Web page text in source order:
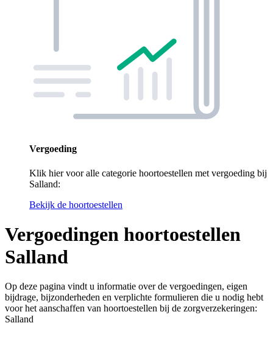
Vergoeding
Klik hier voor alle categorie hoortoestellen met vergoeding bij
Salland:
Bekijk de hoortoestellen
Vergoedingen hoortoestellen
Salland
Op deze pagina vindt u informatie over de vergoedingen, eigen
bijdrage, bijzonderheden en verplichte formulieren die u nodig hebt
voor het aanschaffen van hoortoestellen bij de zorgverzekeringen:
Salland